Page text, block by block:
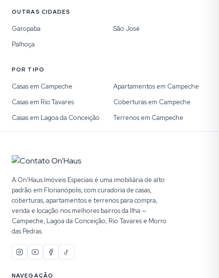
OUTRAS CIDADES
Garopaba
São José
Palhoça
POR TIPO
Casas em Campeche
Apartamentos em Campeche
Casas em Rio Tavares
Coberturas em Campeche
Casas em Lagoa da Conceição
Terrenos em Campeche
A On'Haus Imóveis Especiais é uma imobiliária de alto
padrão em Florianópolis, com curadoria de casas,
coberturas, apartamentos e terrenos para compra,
venda e locação nos melhores bairros da Ilha —
Campeche, Lagoa da Conceição, Rio Tavares e Morro
das Pedras.
NAVEGAÇÃO